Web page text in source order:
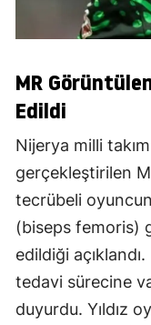
MR
Edildi
Nijerya milli
gerçekleştirilen
tecrübeli
(biseps femoris)
edildiği
tedavi sürecine
duyurdu. Yıldız